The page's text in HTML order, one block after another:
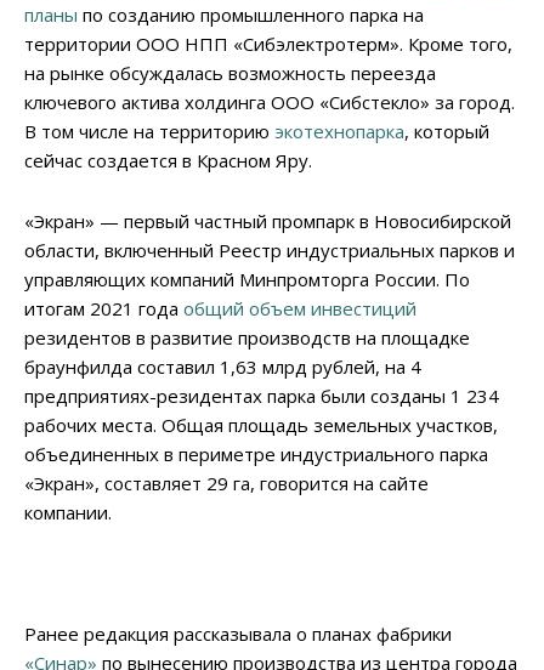
планы по созданию промышленного парка на
территории ООО НПП «Сибэлектротерм». Кроме того,
на рынке обсуждалась возможность переезда
ключевого актива холдинга ООО «Сибстекло» за город.
В том числе на территорию экотехнопарка, который
сейчас создается в Красном Яру.
«Экран» — первый частный промпарк в Новосибирской
области, включенный Реестр индустриальных парков и
управляющих компаний Минпромторга России. По
итогам 2021 года общий объем инвестиций
резидентов в развитие производств на площадке
браунфилда составил 1,63 млрд рублей, на 4
предприятиях-резидентах парка были созданы 1 234
рабочих места. Общая площадь земельных участков,
объединенных в периметре индустриального парка
«Экран», составляет 29 га, говорится на сайте
компании.
Ранее редакция рассказывала о планах фабрики
«Синар» по вынесению производства из центра города